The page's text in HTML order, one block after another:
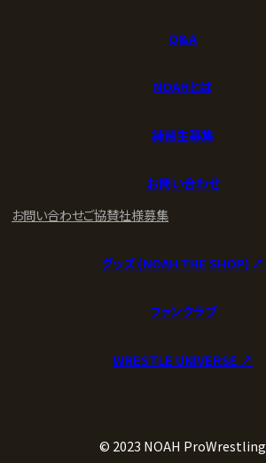
Q&A
NOAHとは
練習生募集
お問い合わせ
お問い合わせご協賛社様募集
グッズ (NOAH THE SHOP) ↗︎
ファンクラブ
WRESTLE UNIVERSE ↗︎
© 2023 NOAH ProWrestling